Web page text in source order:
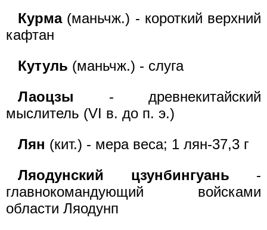
Курма(маньчж.) - короткий верхний
кафтан
Кутуль (маньчж.) - слуга
Лаоцзы - древнекитайский
мыслитель (VI в. до п. э.)
Лян (кит.) - мера веса; 1 лян-37,3 г
Ляодунский цзунбингуань -
главнокомандующий войсками
области Ляодунп